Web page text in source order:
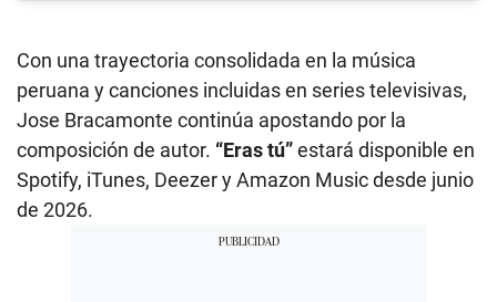
Con una trayectoria consolidada en la música
peruana y canciones incluidas en series televisivas,
Jose Bracamonte continúa apostando por la
composición de autor. “Eras tú”estará disponible en
Spotify, iTunes, Deezer y Amazon Music desde junio
de 2026.